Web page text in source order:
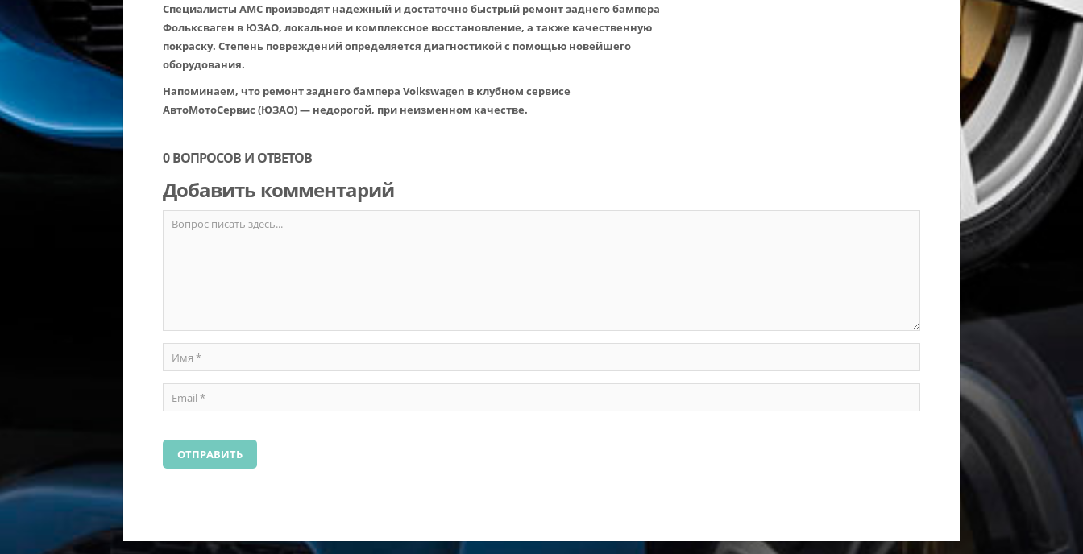
Специалисты АМС производят надежный и достаточно быстрый ремонт заднего бампера
Фольксваген в ЮЗАО, локальное и комплексное восстановление, а также качественную
покраску. Степень повреждений определяется диагностикой с помощью новейшего
оборудования.
Напоминаем, что ремонт заднего бампера Volkswagen в клубном сервисе
АвтоМотоСервис (ЮЗАО) — недорогой, при неизменном качестве.
0 ВОПРОСОВ И ОТВЕТОВ
Добавить комментарий